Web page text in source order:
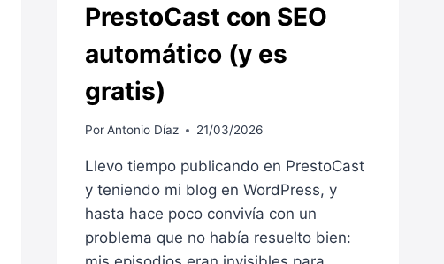
PrestoCast con SEO
automático (y es
gratis)
Por Antonio Díaz 21/03/2026
Llevo tiempo publicando en PrestoCast
y teniendo mi blog en WordPress, y
hasta hace poco convivía con un
problema que no había resuelto bien: